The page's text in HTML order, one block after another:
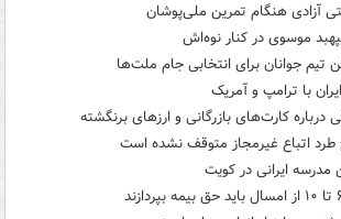
آزادی هنگام تمرین ملی‌پوشان
موسوی در کنار نوه‌اش
با ترامپ و آمریک
درباره کارت‌های بازرگانی و ارزهای برنگشته
طرد اتباع غیرمجاز متوقف نشده است
ایرانی در کویت